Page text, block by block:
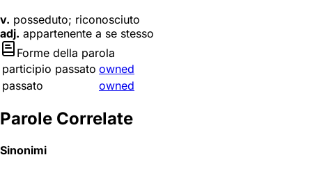
v. posseduto; riconosciuto
adj. appartenente a se stesso
Forme della parola
participio passato owned
passato
owned
Parole Correlate
Sinonimi